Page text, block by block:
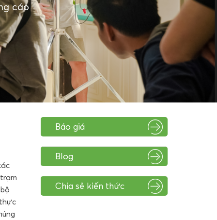
cáo
Báo giá
Blog
Chia sẻ kiến thức